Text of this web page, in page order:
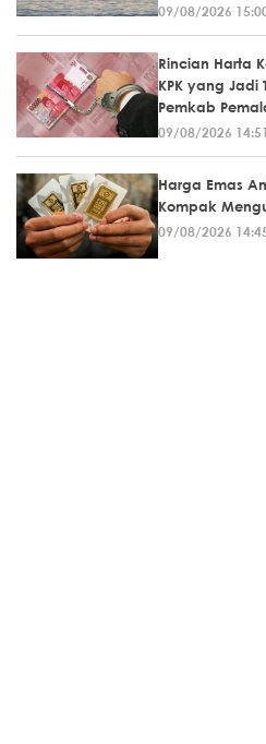
09/08/2026
Rincian Harta
KPK yang Jadi
Pemkab
09/08/2026
Harga Emas
Kompak
09/08/2026